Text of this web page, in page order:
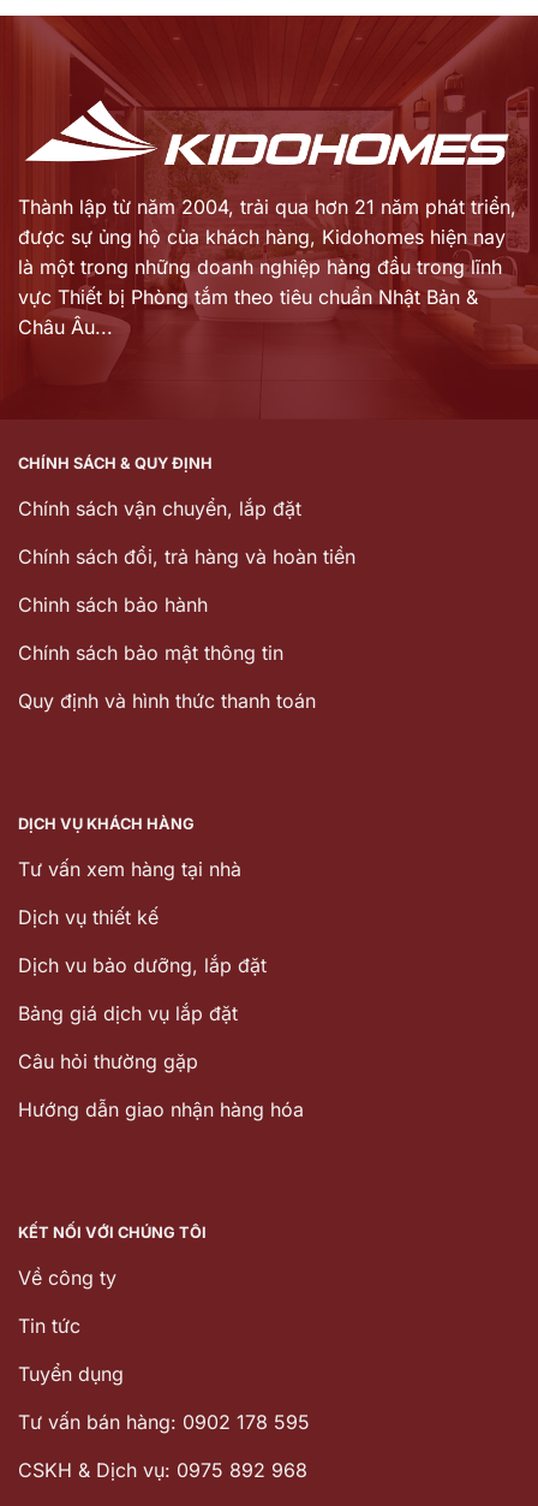
48.000.000 ₫.
24.090.000 ₫.
Thành lập từ năm 2004, trải qua hơn 21 năm phát triển,
được sự ủng hộ của khách hàng, Kidohomes hiện nay
là một trong những doanh nghiệp hàng đầu trong lĩnh
vực Thiết bị Phòng tắm theo tiêu chuẩn Nhật Bản &
Châu Âu...
CHÍNH SÁCH & QUY ĐỊNH
Chính sách vận chuyển, lắp đặt
Chính sách đổi, trả hàng và hoàn tiền
Chinh sách bảo hành
Chính sách bảo mật thông tin
Quy định và hình thức thanh toán
DỊCH VỤ KHÁCH HÀNG
Tư vấn xem hàng tại nhà
Dịch vụ thiết kế
Dịch vu bảo dưỡng, lắp đặt
Bảng giá dịch vụ lắp đặt
Câu hỏi thường gặp
Hướng dẫn giao nhận hàng hóa
KẾT NỐI VỚI CHÚNG TÔI
Về công ty
Tin tức
Tuyển dụng
Tư vấn bán hàng: 0902 178 595
CSKH & Dịch vụ: 0975 892 968